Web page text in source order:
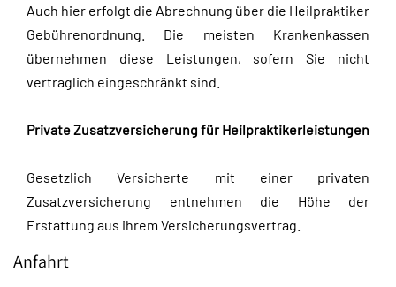
Auch hier erfolgt die Abrechnung über die Heilpraktiker
Gebührenordnung. Die meisten Krankenkassen
übernehmen diese Leistungen, sofern Sie nicht
vertraglich eingeschränkt sind.
Private Zusatzversicherung für Heilpraktikerleistungen
Gesetzlich Versicherte mit einer privaten
Zusatzversicherung entnehmen die Höhe der
Erstattung aus ihrem Versicherungsvertrag.
Anfahrt